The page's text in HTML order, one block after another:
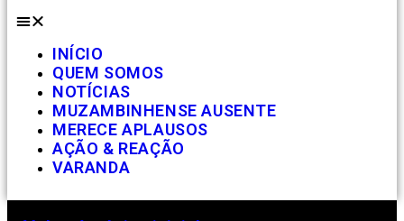
INÍCIO
QUEM SOMOS
NOTÍCIAS
MUZAMBINHENSE AUSENTE
MERECE APLAUSOS
AÇÃO & REAÇÃO
VARANDA